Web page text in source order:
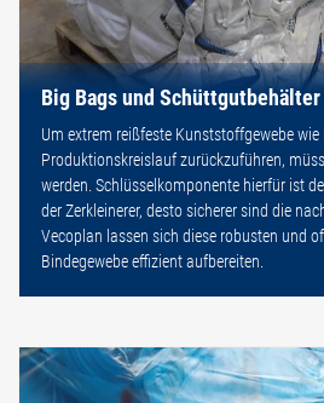
Big Bags und Schüttgutbehälter
Um extrem reißfeste Kunststoffgewebe wie
Produktionskreislauf zurückzuführen,
werden. Schlüsselkomponente hierfür ist
der Zerkleinerer, desto sicherer sind die
Vecoplan lassen sich diese robusten und
Bindegewebe effizient aufbereiten.